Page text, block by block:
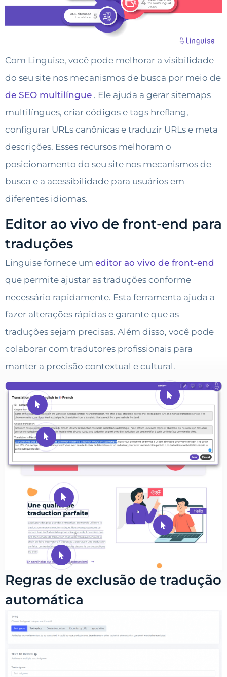
Com Linguise, você pode melhorar a visibilidade
do seu site nos mecanismos de busca por meio de
de SEO multilíngue . Ele ajuda a gerar sitemaps
multilíngues, criar códigos e tags hreflang,
configurar URLs canônicas e traduzir URLs e meta
descrições. Esses recursos melhoram o
posicionamento do seu site nos mecanismos de
busca e a acessibilidade para usuários em
diferentes idiomas.
Editor ao vivo de front-end para
traduções
Linguise fornece um editor ao vivo de front-end
que permite ajustar as traduções conforme
necessário rapidamente. Esta ferramenta ajuda a
fazer alterações rápidas e garante que as
traduções sejam precisas. Além disso, você pode
colaborar com tradutores profissionais para
manter a precisão contextual e cultural.
Regras de exclusão de tradução
automática